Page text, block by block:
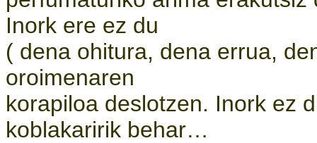
Inork ere ez du
( dena ohitura, dena errua,
oroimenaren
korapiloa deslotzen. Inork ez
koblakaririk behar…